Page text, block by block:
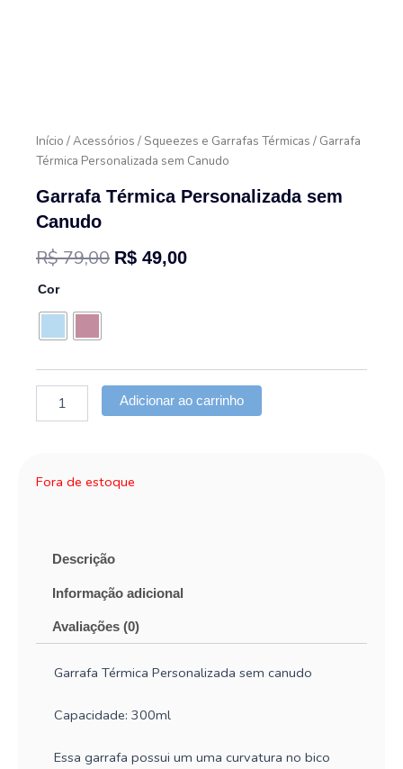
Início /Acessórios / Squeezes e Garrafas Térmicas / Garrafa
Térmica Personalizada sem Canudo
Garrafa Térmica Personalizada sem
Canudo
R$79,00 O
R$ 79,00.
R$ 49,00O
R$ 49,00.
Cor
Garrafa
sem
quantidade
Adicionar ao carrinho
Fora de estoque
Descrição
Informação adicional
Avaliações (0)
Garrafa Térmica Personalizada sem canudo
Capacidade: 300ml
Essa garrafa possui um uma curvatura no bico